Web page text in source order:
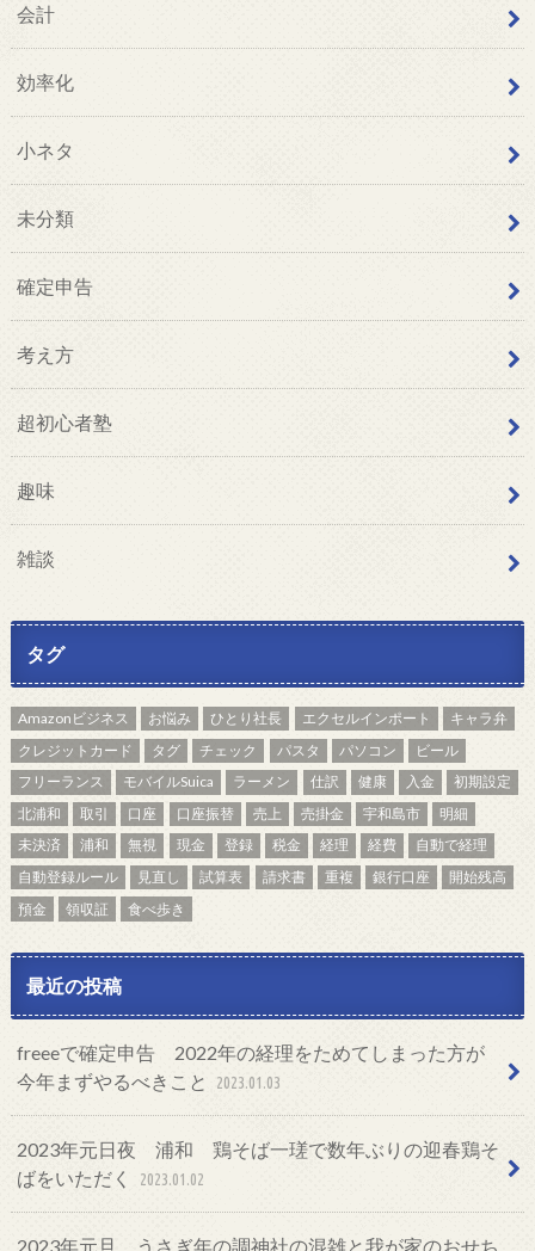
会計
効率化
小ネタ
未分類
確定申告
考え方
超初心者塾
趣味
雑談
タグ
Amazonビジネス お悩み ひとり社長 エクセルインポート
キャラ弁
クレジットカード
タグ チェック パスタ パソコン
ビール
フリーランス
モバイルSuica ラーメン 仕訳 健康 入金
初期設定
北浦和
取引 口座 口座振替 売上 売掛金 宇和島市
明細
未決済
浦和 無視 現金 登録 税金 経理 経費
自動で経理
自動登録ルール
見直し 試算表 請求書 重複 銀行口座
開始残高
預金
領収証 食べ歩き
最近の投稿
freeeで確定申告 2022年の経理をためてしまった方が
今年まずやるべきこと
2023.01.03
2023年元日夜 浦和 鶏そば一瑳で数年ぶりの迎春鶏そ
ばをいただく
2023.01.02
2023年元旦 うさぎ年の調神社の混雑と我が家のおせち